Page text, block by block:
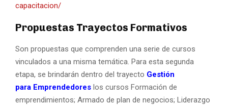
capacitacion/
Propuestas Trayectos Formativos
Son propuestas que comprenden una serie de cursos
vinculados a una misma temática. Para esta segunda
etapa, se brindarán dentro del trayecto Gestión
para Emprendedores los cursos Formación de
emprendimientos; Armado de plan de negocios; Liderazgo